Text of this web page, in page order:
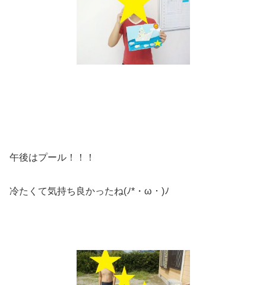
午後はプール！！！
冷たくて気持ち良かったね(ﾉ*・ω・)ﾉ